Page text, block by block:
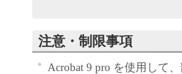
注意・制限事項
Acrobat 9 pro を使用して